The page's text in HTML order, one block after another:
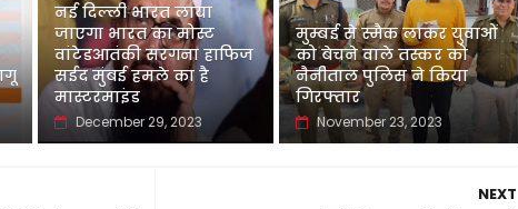
नई दिल्ली भारत लाया
जाएगा भारत का मोस्ट
वांटेडआतंकी सरगना हाफिज
सईद मुंबई हमले का है
मास्टरमाइंड
December 29, 2023
मुम्बई से स्मैक लाकर युवाओं
को बेचने वाले तस्कर को
नैनीताल पुलिस ने किया
गिरफ्तार
November 23, 2023
NEXT